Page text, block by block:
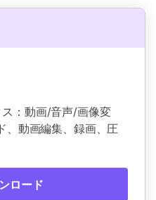
：動画/音声/画像変
、動画編集、録画、圧
ロード